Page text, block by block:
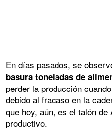
En días pasados, se
basura toneladas de
perder la producción
debido al fracaso en la
que hoy, aún, es el talón
productivo.